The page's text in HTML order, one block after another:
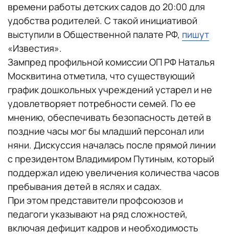
времени работы детских садов до 20:00 для
удобства родителей. С такой инициативой
выступили в Общественной палате РФ, пишут
«Известия».
Зампред профильной комиссии ОП РФ Наталья
Москвитина отметила, что существующий
график дошкольных учреждений устарел и не
удовлетворяет потребности семей. По ее
мнению, обеспечивать безопасность детей в
поздние часы мог бы младший персонал или
няни. Дискуссия началась после прямой линии
с президентом Владимиром Путиным, который
поддержал идею увеличения количества часов
пребывания детей в яслях и садах.
При этом представители профсоюзов и
педагоги указывают на ряд сложностей,
включая дефицит кадров и необходимость